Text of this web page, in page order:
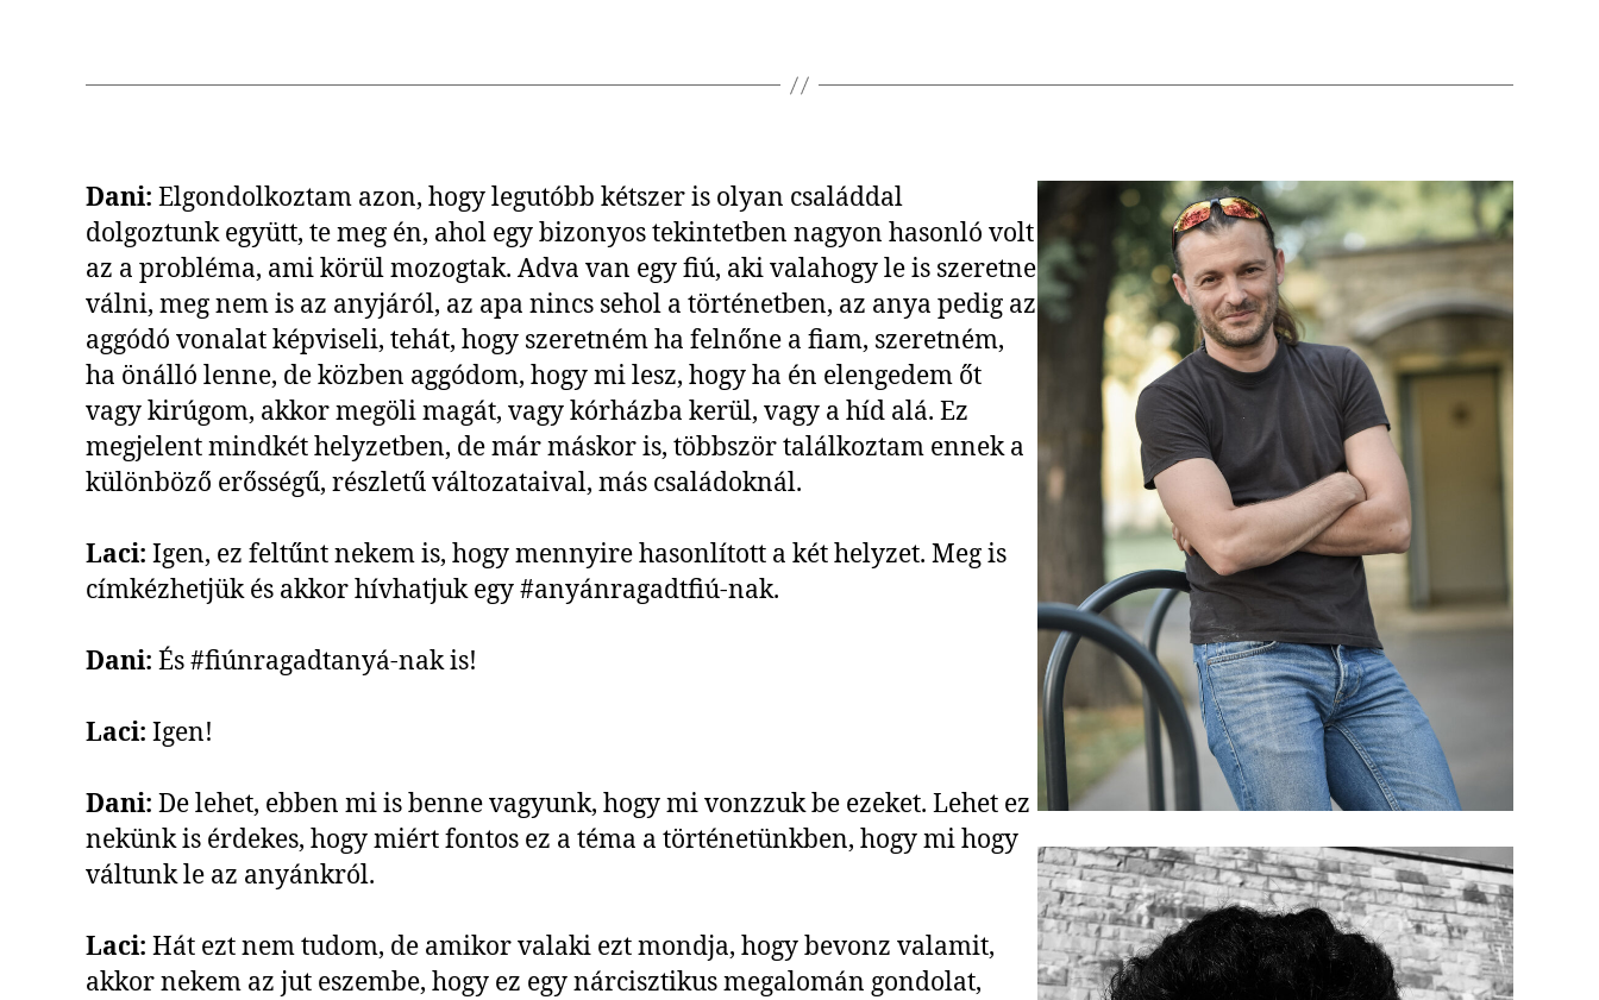
Dani: Elgondolkoztam azon, hogy legutóbb kétszer is olyan családdal
dolgoztunk együtt, te meg én, ahol egy bizonyos tekintetben nagyon hasonló volt
az a probléma, ami körül mozogtak. Adva van egy fiú, aki valahogy le is szeretne
válni, meg nem is az anyjáról, az apa nincs sehol a történetben, az anya pedig az
aggódó vonalat képviseli, tehát, hogy szeretném ha felnőne a fiam, szeretném,
ha önálló lenne, de közben aggódom, hogy mi lesz, hogy ha én elengedem őt
vagy kirúgom, akkor megöli magát, vagy kórházba kerül, vagy a híd alá. Ez
megjelent mindkét helyzetben, de már máskor is, többször találkoztam ennek a
különböző erősségű, részletű változataival, más családoknál.
Laci: Igen, ez feltűnt nekem is, hogy mennyire hasonlított a két helyzet. Meg is
címkézhetjük és akkor hívhatjuk egy #anyánragadtfiú-nak.
Dani: És #fiúnragadtanyá-nak is!
Laci: Igen!
Dani: De lehet, ebben mi is benne vagyunk, hogy mi vonzzuk be ezeket. Lehet ez
nekünk is érdekes, hogy miért fontos ez a téma a történetünkben, hogy mi hogy
váltunk le az anyánkról.
Laci: Hát ezt nem tudom, de amikor valaki ezt mondja, hogy bevonz valamit,
akkor nekem az jut eszembe, hogy ez egy nárcisztikus megalomán gondolat,